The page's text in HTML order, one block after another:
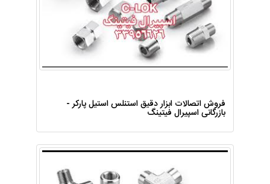
فروش اتصالات ابزار دقیق استنلس استیل پارکر -
بازرگانی اسپیرال فیتینگ